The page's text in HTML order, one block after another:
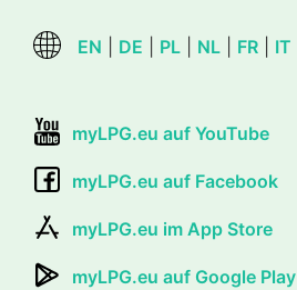
EN DE PL NL FR IT
myLPG.eu auf YouTube
myLPG.eu auf Facebook
myLPG.eu im App Store
myLPG.eu auf Google Play